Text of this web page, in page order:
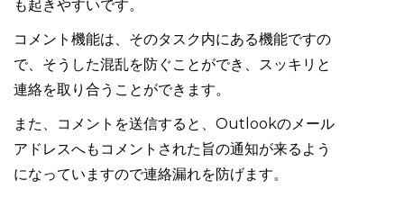
も起きやすいです。
コメント機能は、そのタスク内にある機能ですの
で、そうした混乱を防ぐことができ、スッキリと
連絡を取り合うことができます。
また、コメントを送信すると、Outlookのメール
アドレスへもコメントされた旨の通知が来るよう
になっていますので連絡漏れを防げます。